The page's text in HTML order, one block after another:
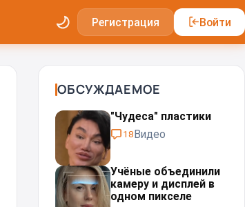
Регистрация Войти
ОБСУЖДАЕМОЕ
"Чудеса" пластики⁠⁠
18Видео
Учёные объединили
камеру и дисплей в
одном пикселе